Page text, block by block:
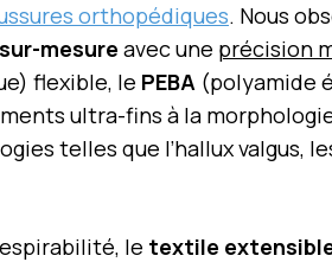
orthopédiques. Nous
sur-mesure avec une précision
flexible, le PEBA (polyamide
ultra-fins à la
telles que l’hallux valgus,
le textile